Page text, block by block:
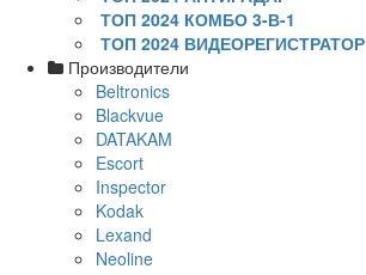
ТОП 2024 КОМБО 3-В-1
ТОП 2024 ВИДЕОРЕГИСТРАТОР
Производители
Beltronics
Blackvue
DATAKAM
Escort
Inspector
Kodak
Lexand
Neoline